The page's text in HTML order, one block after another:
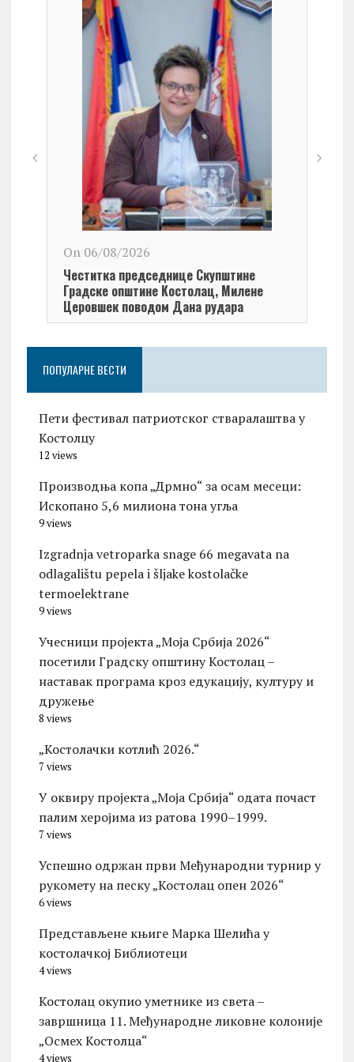
On 06/08/2026
Честитка председнице Скупштине
Градске општине Kостолац, Милене
Церовшек поводом Дана рудара
ПОПУЛАРНЕ ВЕСТИ
Пети фестивал патриотског стваралаштва у
Костолцу
12 views
Производња копа „Дрмно“ за осам месеци:
Ископано 5,6 милиона тона угља
9 views
Izgradnja vetroparka snage 66 megavata na
odlagalištu pepela i šljake kostolačke
termoelektrane
9 views
Учесници пројекта „Моја Србија 2026“
посетили Градску општину Костолац –
наставак програма кроз едукацију, културу и
дружење
8 views
„Костолачки котлић 2026.“
7 views
У оквиру пројекта „Моја Србија“ одата почаст
палим херојима из ратова 1990–1999.
7 views
Успешно одржан први Међународни турнир у
рукомету на песку „Костолац опен 2026“
6 views
Представљене књиге Марка Шелића у
костолачкој Библиотеци
4 views
Костолац окупио уметнике из света –
завршница 11. Међународне ликовне колоније
„Осмех Костолца“
4 views